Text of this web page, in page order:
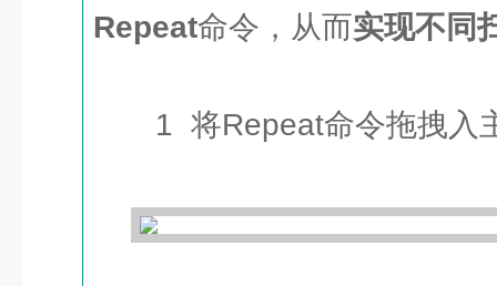
Repeat命令，从而实现不同
1 将Repeat命令拖拽入